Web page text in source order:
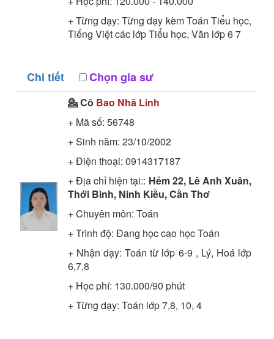
+ Từng dạy: Từng dạy kèm Toán Tiểu học,
Tiếng Việt các lớp Tiểu học, Văn lớp 6 7
Chi tiết Chọn gia sư
💁 Cô Bao Nhã Linh
+ Mã số: 56748
+ Sinh năm: 23/10/2002
+ Điện thoại: 0914317187
+ Địa chỉ hiện tại:: Hẻm 22, Lê Anh Xuân,
Thới Bình, Ninh Kiều, Cần Thơ
+ Chuyên môn: Toán
+ Trình độ: Đang học cao họcToán
+ Nhận dạy: Toán từ lớp 6-9 , Lý, Hoá lớp
6,7,8
+ Học phí: 130.000/90 phút
+ Từng dạy: Toán lớp 7,8, 10, 4